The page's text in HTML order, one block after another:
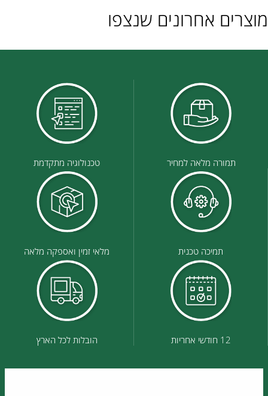
מוצרים אחרונים שנצפו
תמורה מלאה למחיר טכנולוגיה מתקדמת
תמיכה טכנית מלאי זמין ואספקה מלאה
12 חודשי אחריות הובלות לכל הארץ